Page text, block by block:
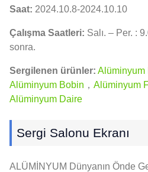
Saat: 2024.10.8-2024.10.10
Çalışma Saatleri: Salı. – Per. :
sonra.
Sergilenen ürünler: Alüminyum
Alüminyum Bobin ， Alüminyum
Alüminyum Daire
Sergi Salonu Ekranı
ALÜMİNYUM Dünyanın Önde